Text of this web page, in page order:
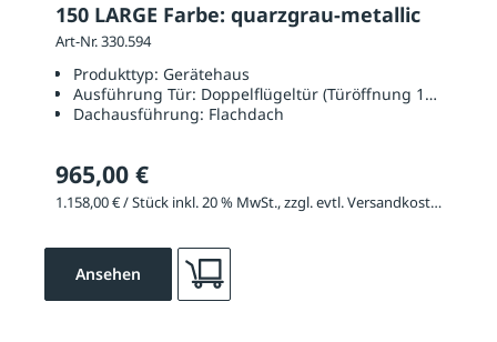
150 LARGE Farbe: quarzgrau-metallic
Art-Nr. 330.594
Produkttyp: Gerätehaus
Ausführung Tür: Doppelflügeltür (Türöffnung 1350 x
Dachausführung: Flachdach
965,00 €
1.158,00 € / Stück inkl. 20 % MwSt., zzgl. evtl. Versandkosten
Ansehen